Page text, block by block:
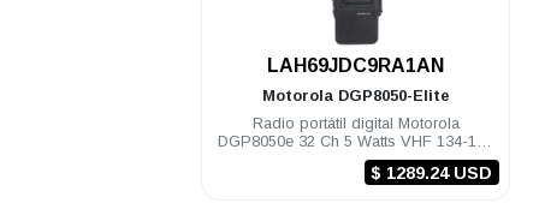
LAH69JDC9RA1AN
Motorola DGP8050-Elite
Radio portátil digital Motorola
DGP8050e 32 Ch 5 Watts VHF 134-174
Mhz c/gps Elite NKP
$ 1289.24 USD